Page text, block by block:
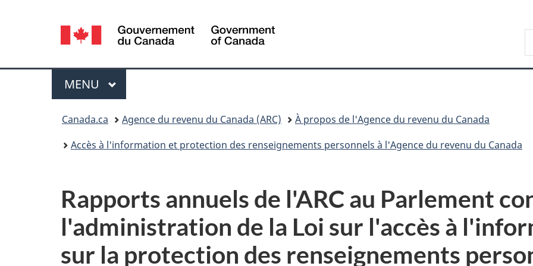
sujet
HTML
Sélection
de
la
langue
Canada
Menu
MENU PRINCIPAL
Canada.ca Agence du revenu du Canada (ARC)
À propos de l'Agence du revenu du Canada
Accès à l'information et protection des renseignements personnels à l'Agence du revenu du Canada
Rapports annuels de l'ARC au Parlement
l'administration de la Loi sur l'accès à
sur la protection des renseignements